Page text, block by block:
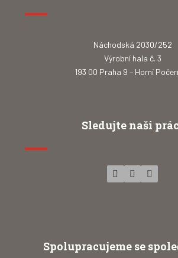
Náchodská 2030/252
Výrobní hala č. 3
193 00 Praha 9 – Horní
Sledujte naši
Spolupracujeme se